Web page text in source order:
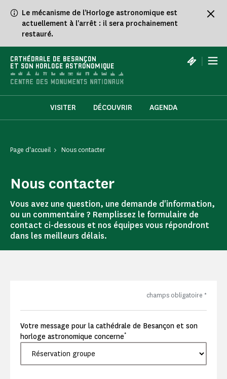
Le mécanisme de l'Horloge astronomique est
actuellement à l'arrêt : il sera prochainement
restauré.
CATHÉDRALE DE BESANÇON
ET SON HORLOGE ASTRONOMIQUE
|
VISITER DÉCOUVRIR AGENDA
Page d'accueil Nous contacter
Nous contacter
Vous avez une question, une demande d'information,
ou un commentaire ? Remplissez le formulaire de
contact ci-dessous et nos équipes vous répondront
dans les meilleurs délais.
champs obligatoire *
Votre message pour la cathédrale de Besançon et son
horloge astronomique concerne*